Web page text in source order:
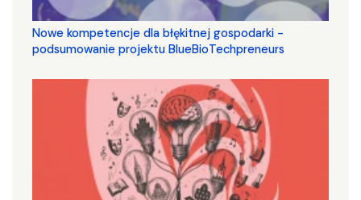
Nowe kompetencje dla błękitnej gospodarki -
podsumowanie projektu BlueBioTechpreneurs